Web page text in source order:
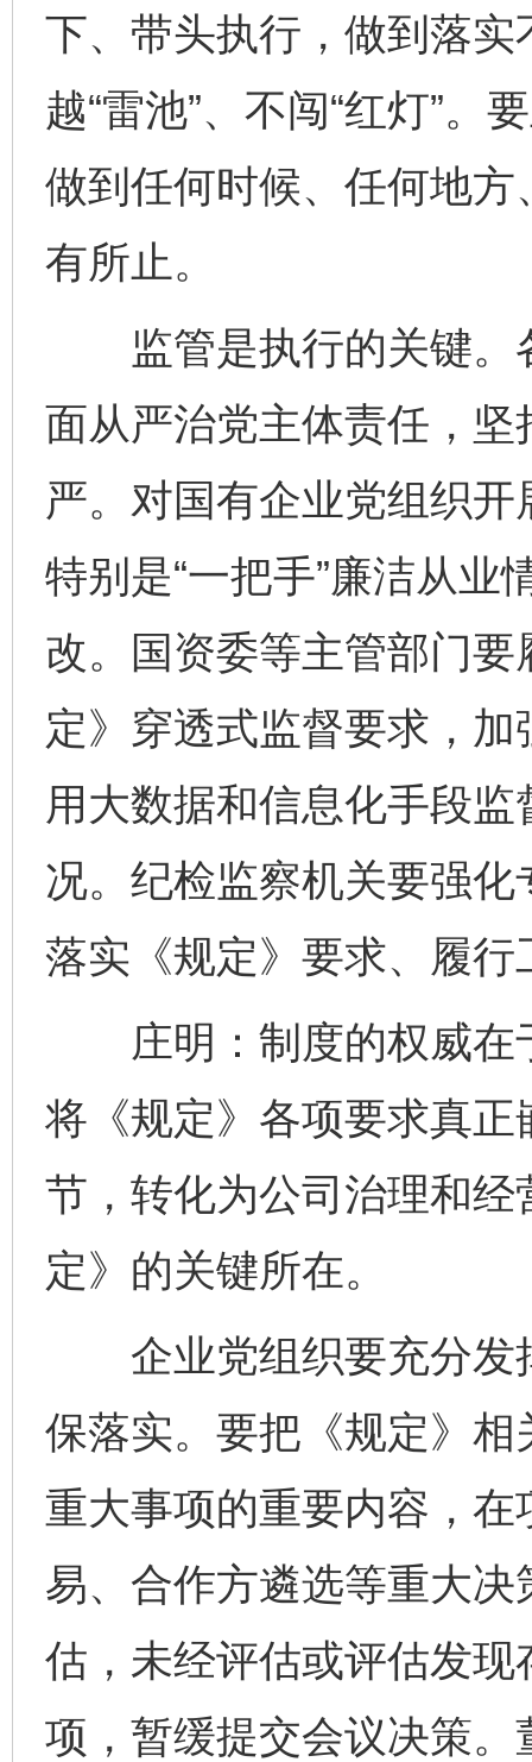
下、带头执行，做到落
越“雷池”、不闯“红灯”。
做到任何时候、任何地
有所止。
监管是执行的关键。
面从严治党主体责任，
严。对国有企业党组织
特别是“一把手”廉洁从业
改。国资委等主管部门
定》穿透式监督要求，
用大数据和信息化手段
况。纪检监察机关要强
落实《规定》要求、履
庄明：制度的权威在
将《规定》各项要求真
节，转化为公司治理和
定》的关键所在。
企业党组织要充分发
保落实。要把《规定》
重大事项的重要内容，
易、合作方遴选等重大
估，未经评估或评估发
项，暂缓提交会议决策